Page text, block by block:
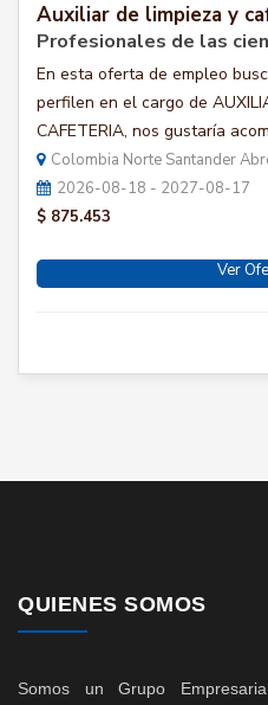
Auxiliar de limpieza y
Profesionales de las
En esta oferta de empleo
perfilen en el cargo de
CAFETERIA, nos gustaría
Colombia Norte Santander
2026-08-18 - 2027-08-17
$ 875.453
Ver
QUIENES SOMOS
Somos un Grupo